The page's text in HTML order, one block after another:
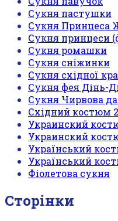
Сукня пастушки
Сукня Принцеса
Сукня принцеси
Сукня ромашки
Сукня сніжинки
Сукня східної
Сукня фея Дінь-
Сукня Чирвова
Східний костюм 2
Украинский
Украинский
Український
Український
Фіолетова сукня
Сторінки